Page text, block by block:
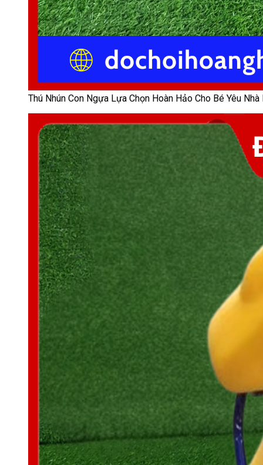
Thú Nhún Con Ngựa Lựa Chọn Hoàn Hảo Cho Bé Yêu Nhà